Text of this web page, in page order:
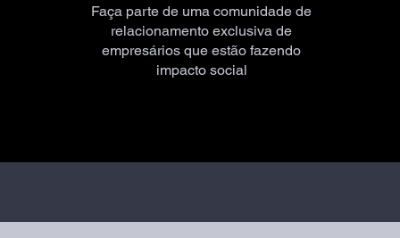
Faça parte de uma comunidade de
relacionamento exclusiva de
empresários que estão fazendo
impacto social